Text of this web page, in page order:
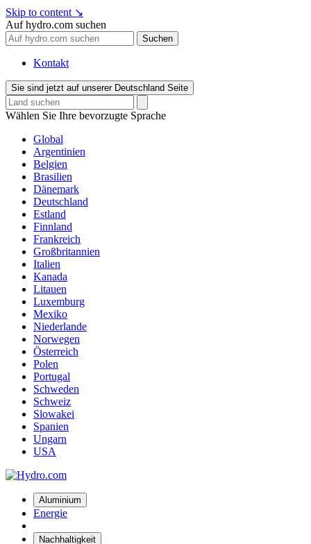
Skip to content ↘
Auf hydro.com suchen
Suchen
Kontakt
Sie sind jetzt auf unserer Deutschland Seite
Wählen Sie Ihre bevorzugte Sprache
Global
Argentinien
Belgien
Brasilien
Dänemark
Deutschland
Estland
Finnland
Frankreich
Großbritannien
Italien
Kanada
Litauen
Luxemburg
Mexiko
Niederlande
Norwegen
Österreich
Polen
Portugal
Schweden
Schweiz
Slowakei
Spanien
Ungarn
USA
Aluminium
Energie
Nachhaltigkeit